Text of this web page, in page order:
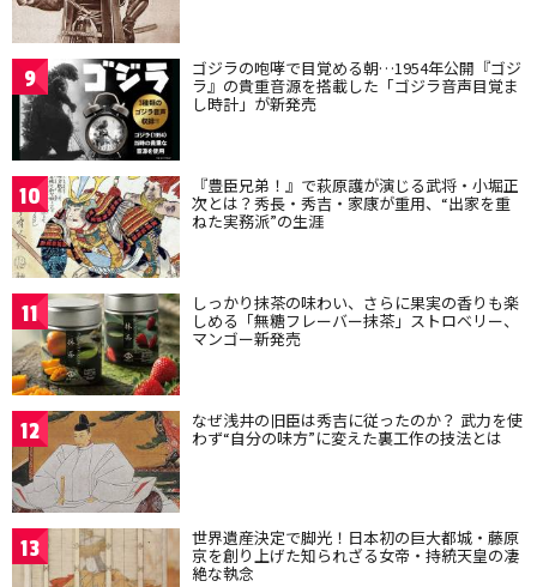
9 ゴジラの咆哮で目覚める朝…1954年公開『ゴジ
ラ』の貴重音源を搭載した「ゴジラ音声目覚ま
し時計」が新発売
10 『豊臣兄弟！』で萩原護が演じる武将・小堀正
次とは？秀長・秀吉・家康が重用、“出家を重
ねた実務派”の生涯
11 しっかり抹茶の味わい、さらに果実の香りも楽
しめる「無糖フレーバー抹茶」ストロベリー、
マンゴー新発売
12 なぜ浅井の旧臣は秀吉に従ったのか？ 武力を使
わず“自分の味方”に変えた裏工作の技法とは
13 世界遺産決定で脚光！日本初の巨大都城・藤原
京を創り上げた知られざる女帝・持統天皇の凄
絶な執念